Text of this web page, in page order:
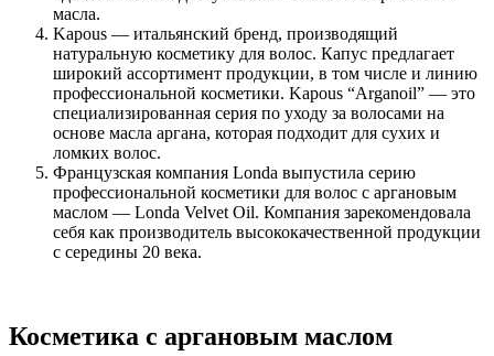
масла.
Kapous — итальянский бренд, производящий
натуральную косметику для волос. Капус предлагает
широкий ассортимент продукции, в том числе и линию
профессиональной косметики. Kapous “Arganoil” — это
специализированная серия по уходу за волосами на
основе масла аргана, которая подходит для сухих и
ломких волос.
Французская компания Londa выпустила серию
профессиональной косметики для волос с аргановым
маслом — Londa Velvet Oil. Компания зарекомендовала
себя как производитель высококачественной продукции
с середины 20 века.
Косметика с аргановым маслом